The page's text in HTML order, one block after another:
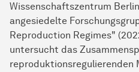
Wissenschaftszentrum
angesiedelte
Reproduction Regimes"
untersucht das
reproduktionsregulierenden